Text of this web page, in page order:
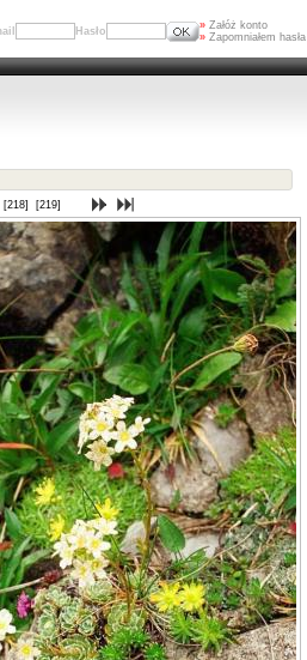
Hasło » Załóż konto
» Zapomniałem hasła
[218] [219]